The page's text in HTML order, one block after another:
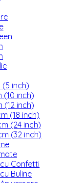
(5 inch)
(10 inch)
(12 inch)
(18 inch)
(24 inch)
(32 inch)
Confetti
Buline